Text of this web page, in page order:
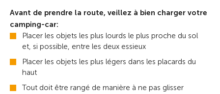
Avant de prendre la route, veillez à bien charger votre
camping-car:
Placer les objets les plus lourds le plus proche du sol
et, si possible, entre les deux essieux
Placer les objets les plus légers dans les placards du
haut
Tout doit être rangé de manière à ne pas glisser